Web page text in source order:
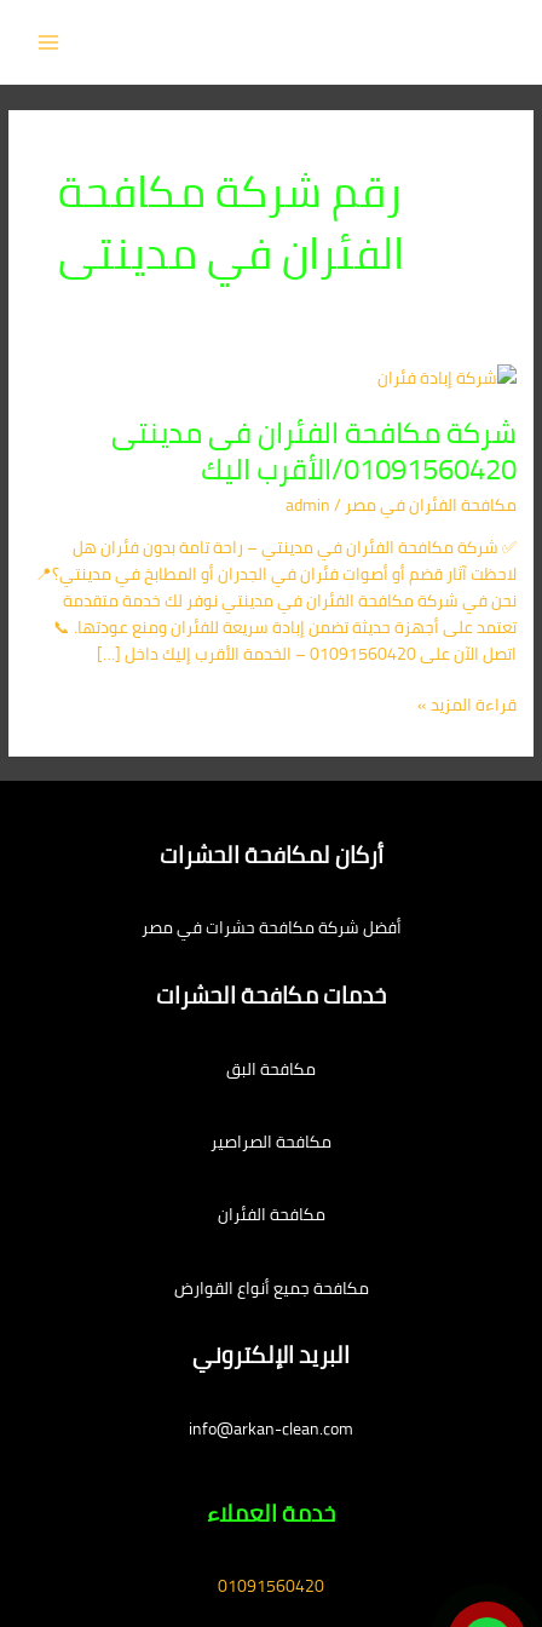
رقم شركة مكافحة
الفئران في مدينتى
شركة مكافحة الفئران فى مدينتى
01091560420/الأقرب اليك
مكافحة الفئران​ في مصر/
admin
✅ شركة مكافحة الفئران في مدينتي – راحة تامة بدون فئران هل
لاحظت آثار قضم أو أصوات فئران في الجدران أو المطابخ في مدينتي؟📍
نحن في شركة مكافحة الفئران في مدينتي نوفر لك خدمة متقدمة
تعتمد على أجهزة حديثة تضمن إبادة سريعة للفئران ومنع عودتها. 📞
اتصل الآن على 01091560420 – الخدمة الأقرب إليك داخل […]
شركة
الفئران
فى
مدينتى
01091560420/
الأقرب
اليك
قراءة المزيد »
أركان لمكافحة الحشرات
أفضل شركة مكافحة حشرات في مصر
خدمات مكافحة الحشرات
مكافحة البق
مكافحة الصراصير
مكافحة الفئران
مكافحة جميع أنواع القوارض
البريد الإلكتروني
info@arkan-clean.com
خدمة العملاء
01091560420